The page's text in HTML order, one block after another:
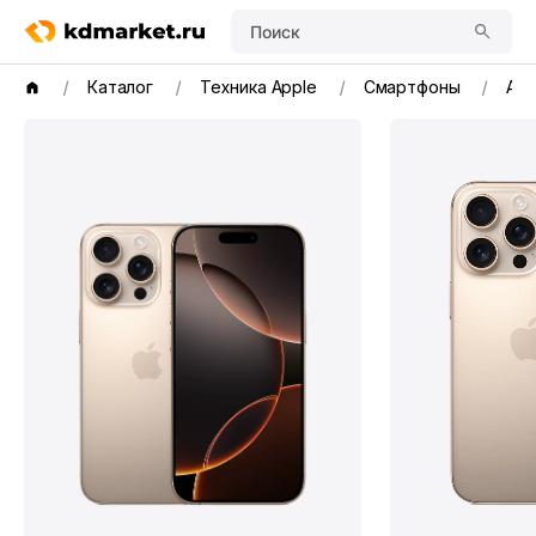
Поиск
Каталог Техника Apple Смартфоны